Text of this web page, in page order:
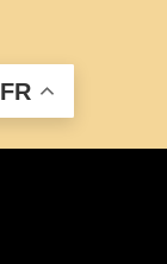
FR